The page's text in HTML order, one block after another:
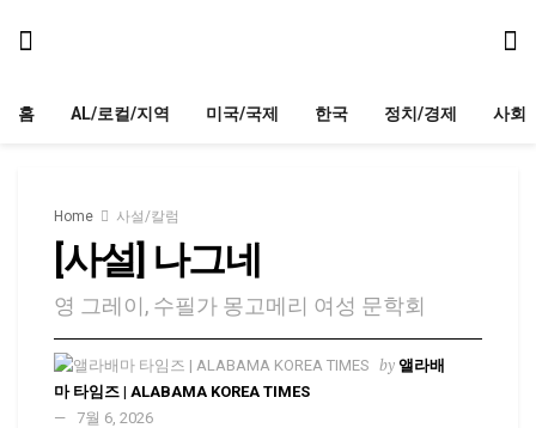
홈 AL/로컬/지역 미국/국제 한국 정치/경제 사회
Home 사설/칼럼
[사설] 나그네
영 그레이, 수필가 몽고메리 여성 문학회
by 앨라배
마 타임즈 | ALABAMA KOREA TIMES
7월 6, 2026